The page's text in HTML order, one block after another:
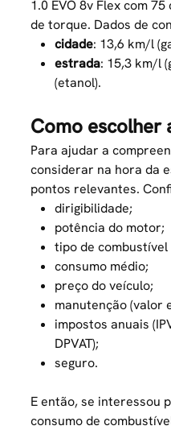
1.0 EVO 8v Flex com
de torque. Dados de
cidade: 13,6 km/l
estrada: 15,3 km/l
(etanol).
Como escolher
Para ajudar a
considerar na hora da
pontos relevantes.
dirigibilidade;
potência do motor;
tipo de
consumo médio;
preço do veículo;
manutenção(valor
impostos anuais
DPVAT);
seguro.
E então, se interessou
consumo de